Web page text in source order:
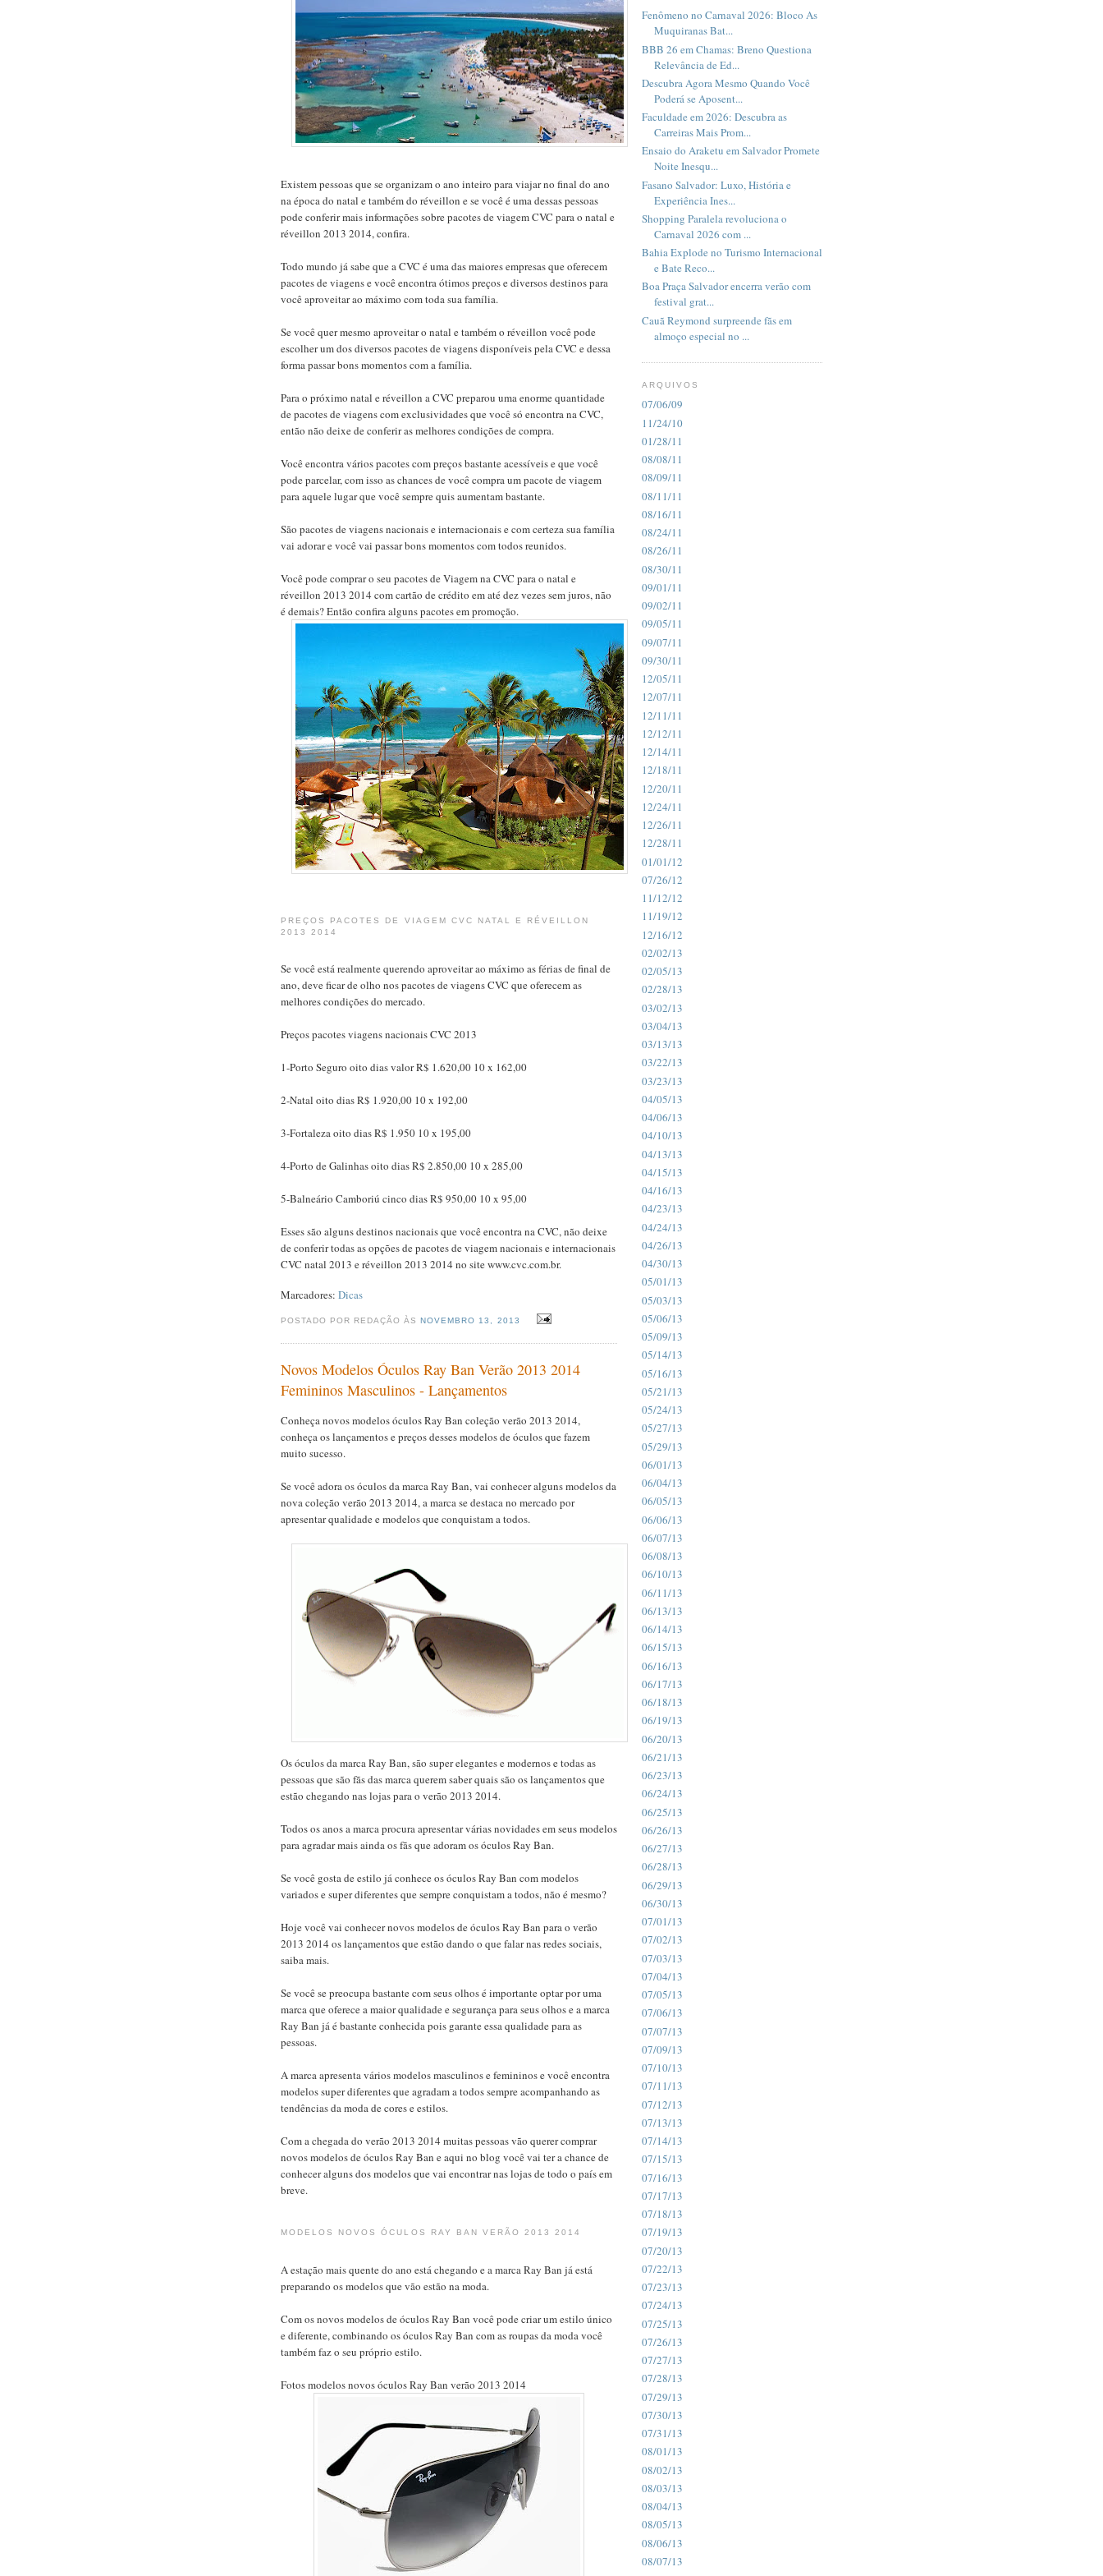
Existem pessoas que se organizam o ano inteiro para viajar no final do ano
na época do natal e também do réveillon e se você é uma dessas pessoas
pode conferir mais informações sobre pacotes de viagem CVC para o natal e
réveillon 2013 2014, confira.
Todo mundo já sabe que a CVC é uma das maiores empresas que oferecem
pacotes de viagens e você encontra ótimos preços e diversos destinos para
você aproveitar ao máximo com toda sua família.
Se você quer mesmo aproveitar o natal e também o réveillon você pode
escolher um dos diversos pacotes de viagens disponíveis pela CVC e dessa
forma passar bons momentos com a família.
Para o próximo natal e réveillon a CVC preparou uma enorme quantidade
de pacotes de viagens com exclusividades que você só encontra na CVC,
então não deixe de conferir as melhores condições de compra.
Você encontra vários pacotes com preços bastante acessíveis e que você
pode parcelar, com isso as chances de você compra um pacote de viagem
para aquele lugar que você sempre quis aumentam bastante.
São pacotes de viagens nacionais e internacionais e com certeza sua família
vai adorar e você vai passar bons momentos com todos reunidos.
Você pode comprar o seu pacotes de Viagem na CVC para o natal e
réveillon 2013 2014 com cartão de crédito em até dez vezes sem juros, não
é demais? Então confira alguns pacotes em promoção.
PREÇOS PACOTES DE VIAGEM CVC NATAL E RÉVEILLON
2013 2014
Se você está realmente querendo aproveitar ao máximo as férias de final de
ano, deve ficar de olho nos pacotes de viagens CVC que oferecem as
melhores condições do mercado.
Preços pacotes viagens nacionais CVC 2013
1-Porto Seguro oito dias valor R$ 1.620,00 10 x 162,00
2-Natal oito dias R$ 1.920,00 10 x 192,00
3-Fortaleza oito dias R$ 1.950 10 x 195,00
4-Porto de Galinhas oito dias R$ 2.850,00 10 x 285,00
5-Balneário Camboriú cinco dias R$ 950,00 10 x 95,00
Esses são alguns destinos nacionais que você encontra na CVC, não deixe
de conferir todas as opções de pacotes de viagem nacionais e internacionais
CVC natal 2013 e réveillon 2013 2014 no site www.cvc.com.br.
Marcadores: Dicas
POSTADO POR REDAÇÃO ÀSNOVEMBRO 13, 2013
Novos Modelos Óculos Ray Ban Verão 2013 2014
Femininos Masculinos - Lançamentos
Conheça novos modelos óculos Ray Ban coleção verão 2013 2014,
conheça os lançamentos e preços desses modelos de óculos que fazem
muito sucesso.
Se você adora os óculos da marca Ray Ban, vai conhecer alguns modelos da
nova coleção verão 2013 2014, a marca se destaca no mercado por
apresentar qualidade e modelos que conquistam a todos.
Os óculos da marca Ray Ban, são super elegantes e modernos e todas as
pessoas que são fãs das marca querem saber quais são os lançamentos que
estão chegando nas lojas para o verão 2013 2014.
Todos os anos a marca procura apresentar várias novidades em seus modelos
para agradar mais ainda os fãs que adoram os óculos Ray Ban.
Se você gosta de estilo já conhece os óculos Ray Ban com modelos
variados e super diferentes que sempre conquistam a todos, não é mesmo?
Hoje você vai conhecer novos modelos de óculos Ray Ban para o verão
2013 2014 os lançamentos que estão dando o que falar nas redes sociais,
saiba mais.
Se você se preocupa bastante com seus olhos é importante optar por uma
marca que oferece a maior qualidade e segurança para seus olhos e a marca
Ray Ban já é bastante conhecida pois garante essa qualidade para as
pessoas.
A marca apresenta vários modelos masculinos e femininos e você encontra
modelos super diferentes que agradam a todos sempre acompanhando as
tendências da moda de cores e estilos.
Com a chegada do verão 2013 2014 muitas pessoas vão querer comprar
novos modelos de óculos Ray Ban e aqui no blog você vai ter a chance de
conhecer alguns dos modelos que vai encontrar nas lojas de todo o país em
breve.
MODELOS NOVOS ÓCULOS RAY BAN VERÃO 2013 2014
A estação mais quente do ano está chegando e a marca Ray Ban já está
preparando os modelos que vão estão na moda.
Com os novos modelos de óculos Ray Ban você pode criar um estilo único
e diferente, combinando os óculos Ray Ban com as roupas da moda você
também faz o seu próprio estilo.
Fotos modelos novos óculos Ray Ban verão 2013 2014
Fenômeno no Carnaval 2026: Bloco As
Muquiranas Bat...
BBB 26 em Chamas: Breno Questiona
Relevância de Ed...
Descubra Agora Mesmo Quando Você
Poderá se Aposent...
Faculdade em 2026: Descubra as
Carreiras Mais Prom...
Ensaio do Araketu em Salvador Promete
Noite Inesqu...
Fasano Salvador: Luxo, História e
Experiência Ines...
Shopping Paralela revoluciona o
Carnaval 2026 com ...
Bahia Explode no Turismo Internacional
e Bate Reco...
Boa Praça Salvador encerra verão com
festival grat...
Cauã Reymond surpreende fãs em
almoço especial no ...
ARQUIVOS
07/06/09
11/24/10
01/28/11
08/08/11
08/09/11
08/11/11
08/16/11
08/24/11
08/26/11
08/30/11
09/01/11
09/02/11
09/05/11
09/07/11
09/30/11
12/05/11
12/07/11
12/11/11
12/12/11
12/14/11
12/18/11
12/20/11
12/24/11
12/26/11
12/28/11
01/01/12
07/26/12
11/12/12
11/19/12
12/16/12
02/02/13
02/05/13
02/28/13
03/02/13
03/04/13
03/13/13
03/22/13
03/23/13
04/05/13
04/06/13
04/10/13
04/13/13
04/15/13
04/16/13
04/23/13
04/24/13
04/26/13
04/30/13
05/01/13
05/03/13
05/06/13
05/09/13
05/14/13
05/16/13
05/21/13
05/24/13
05/27/13
05/29/13
06/01/13
06/04/13
06/05/13
06/06/13
06/07/13
06/08/13
06/10/13
06/11/13
06/13/13
06/14/13
06/15/13
06/16/13
06/17/13
06/18/13
06/19/13
06/20/13
06/21/13
06/23/13
06/24/13
06/25/13
06/26/13
06/27/13
06/28/13
06/29/13
06/30/13
07/01/13
07/02/13
07/03/13
07/04/13
07/05/13
07/06/13
07/07/13
07/09/13
07/10/13
07/11/13
07/12/13
07/13/13
07/14/13
07/15/13
07/16/13
07/17/13
07/18/13
07/19/13
07/20/13
07/22/13
07/23/13
07/24/13
07/25/13
07/26/13
07/27/13
07/28/13
07/29/13
07/30/13
07/31/13
08/01/13
08/02/13
08/03/13
08/04/13
08/05/13
08/06/13
08/07/13